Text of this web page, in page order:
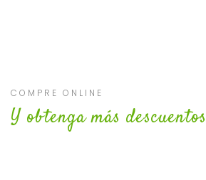
COMPRE ONLINE
Y obtenga más descuentos